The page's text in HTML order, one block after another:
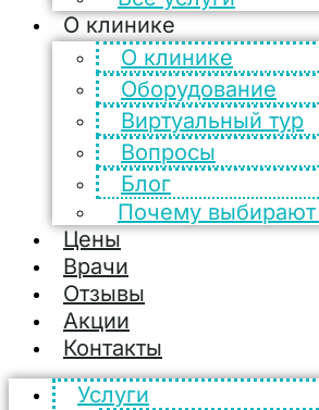
О клинике
О клинике
Оборудование
Виртуальный тур
Вопросы
Блог
Почему выбирают
Цены
Врачи
Отзывы
Акции
Контакты
Услуги